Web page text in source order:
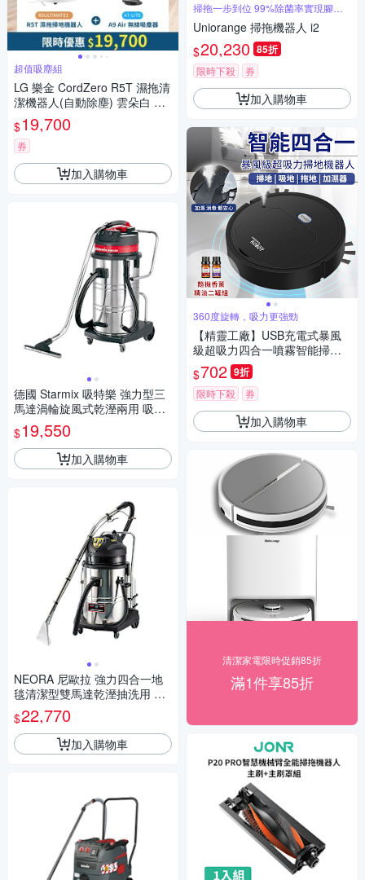
超值吸塵組
LG 樂金 CordZero R5T 濕拖清
潔機器人(自動除塵) 雲朵白 R5
ULTIMATE1+CordZero A9 Air
快清式無線吸塵器 A7-LITE
$19,700
券
加入購物車
德國 Starmix 吸特樂 強力型三
馬達渦輪旋風式乾溼兩用 吸塵
器 /台 GS-3078
$19,550
加入購物車
NEORA 尼歐拉 強力四合一地
毯清潔型雙馬達乾溼抽洗用 吸
塵器 /台 AS-600 SC
$22,770
加入購物車
掃拖一步到位 99%除菌率實現腳底
真乾淨
Uniorange 掃拖機器人 i2
$20,230 85折
限時下殺 券
加入購物車
360度旋轉，吸力更強勁
【精靈工廠】USB充電式暴風
級超吸力四合一噴霧智能掃地
機器人(贈香薰精油二罐)(E010
4-B)
$702 9折
限時下殺 券
加入購物車
清潔家電限時促銷85折
滿1件享85折